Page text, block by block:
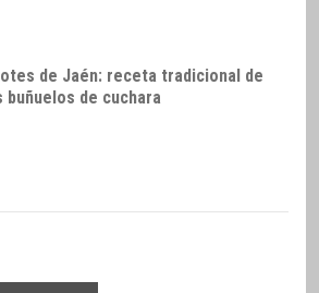
de Jaén: receta tradicional de
buñuelos de cuchara